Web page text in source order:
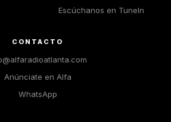
Escúchanos en TuneIn
CONTACTO
Anúnciate en Alfa
WhatsApp